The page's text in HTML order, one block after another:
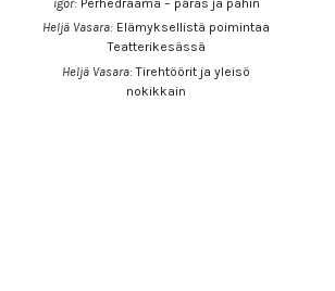
Heljä Vasara: Elämyksellistä poimintaa
Teatterikesässä
Heljä Vasara:Tirehtöörit ja yleisö
nokikkain